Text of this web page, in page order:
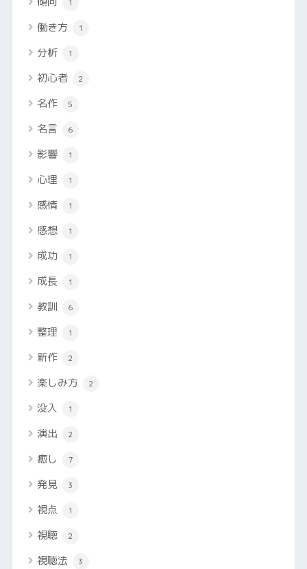
1
働き方 1
分析 1
初心者 2
名作 5
名言 6
影響 1
心理 1
感情 1
感想 1
成功 1
成長 1
教訓 6
整理 1
新作 2
楽しみ方 2
没入 1
演出 2
癒し 7
発見 3
視点 1
視聴 2
視聴法 3